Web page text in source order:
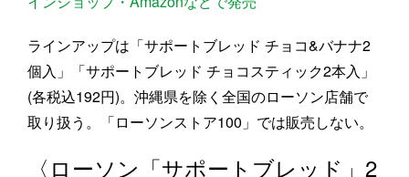
ラインアップは「サポートブレッド チョコ&バナナ2
個入」「サポートブレッド チョコスティック2本入」
(各税込192円)。沖縄県を除く全国のローソン店舗で
取り扱う。「ローソンストア100」では販売しない。
〈ローソン「サポートブレッド」2